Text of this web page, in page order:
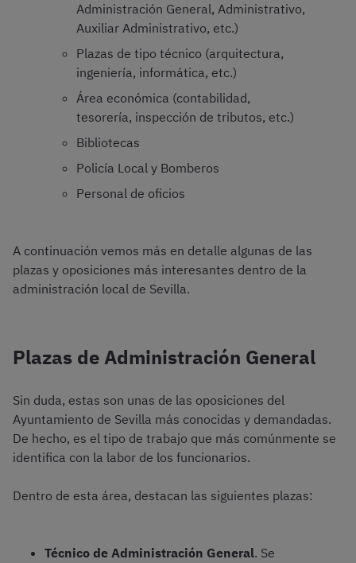
Administración General, Administrativo,
Auxiliar Administrativo, etc.)
Plazas de tipo técnico (arquitectura,
ingeniería, informática, etc.)
Área económica (contabilidad,
tesorería, inspección de tributos, etc.)
Bibliotecas
Policía Local y Bomberos
Personal de oficios
A continuación vemos más en detalle algunas de las
plazas y oposiciones más interesantes dentro de la
administración local de Sevilla.
Plazas de Administración General
Sin duda, estas son unas de las oposiciones del
Ayuntamiento de Sevilla más conocidas y demandadas.
De hecho, es el tipo de trabajo que más comúnmente se
identifica con la labor de los funcionarios.
Dentro de esta área, destacan las siguientes plazas:
Técnico de Administración General. Se